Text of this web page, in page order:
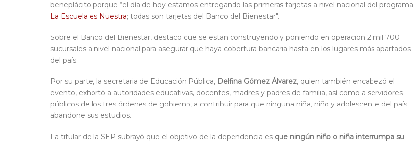
beneplácito porque “el día de hoy estamos entregando las primeras tarjetas a nivel nacional del programa
La Escuela es Nuestra; todas son tarjetas del Banco del Bienestar".
Sobre el Banco del Bienestar, destacó que se están construyendo y poniendo en operación 2 mil 700
sucursales a nivel nacional para asegurar que haya cobertura bancaria hasta en los lugares más apartados
del país.
Por su parte, la secretaria de Educación Pública, Delfina Gómez Álvarez, quien también encabezó el
evento, exhortó a autoridades educativas, docentes, madres y padres de familia, así como a servidores
públicos de los tres órdenes de gobierno, a contribuir para que ninguna niña, niño y adolescente del país
abandone sus estudios.
La titular de la SEP subrayó que el objetivo de la dependencia es que ningún niño o niña interrumpa su